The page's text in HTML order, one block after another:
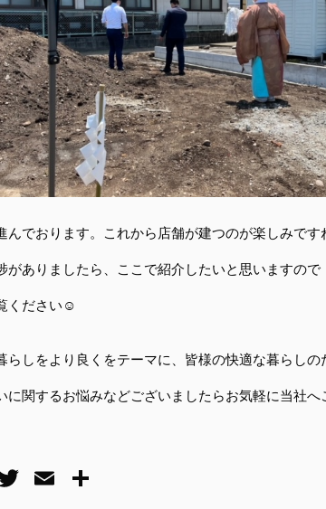
んでおります。これから店舗が建つのが楽しみです
がありましたら、ここで紹介したいと思いますので
ください☺️
らしをより良くをテーマに、皆様の快適な暮らしの
に関するお悩みなどございましたらお気軽に当社へ
T
E